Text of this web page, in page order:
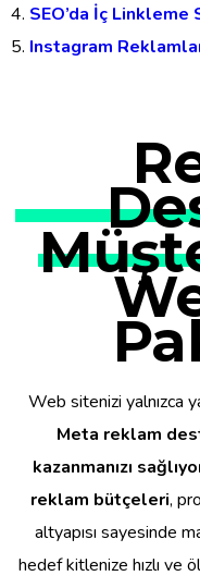
SEO’da İç
Instagram
Web sitenizi yalnızca
Meta reklam
kazanmanızı
reklam bütçeleri,
altyapısı sayesinde
hedef kitlenize hızlı ve